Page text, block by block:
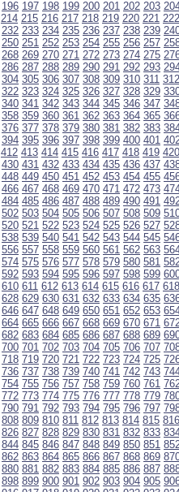
196 197 198 199 200 201 202 203
214 215 216 217 218 219 220 221 222
232 233 234 235 236 237 238 239
250 251 252 253 254 255 256 257
268 269 270 271 272 273 274 275
286 287 288 289 290 291 292 293
304 305 306 307 308 309 310 311 312
322 323 324 325 326 327 328 329
340 341 342 343 344 345 346 347
358 359 360 361 362 363 364 365
376 377 378 379 380 381 382 383
394 395 396 397 398 399 400 401
412 413 414 415 416 417 418 419 420
430 431 432 433 434 435 436 437
448 449 450 451 452 453 454 455
466 467 468 469 470 471 472 473
484 485 486 487 488 489 490 491
502 503 504 505 506 507 508 509
520 521 522 523 524 525 526 527
538 539 540 541 542 543 544 545
556 557 558 559 560 561 562 563
574 575 576 577 578 579 580 581
592 593 594 595 596 597 598 599
610 611 612 613 614 615 616 617 618
628 629 630 631 632 633 634 635
646 647 648 649 650 651 652 653
664 665 666 667 668 669 670 671
682 683 684 685 686 687 688 689
700 701 702 703 704 705 706 707
718 719 720 721 722 723 724 725
736 737 738 739 740 741 742 743
754 755 756 757 758 759 760 761
772 773 774 775 776 777 778 779
790 791 792 793 794 795 796 797
808 809 810 811 812 813 814 815 816
826 827 828 829 830 831 832 833
844 845 846 847 848 849 850 851
862 863 864 865 866 867 868 869
880 881 882 883 884 885 886 887
898 899 900 901 902 903 904 905